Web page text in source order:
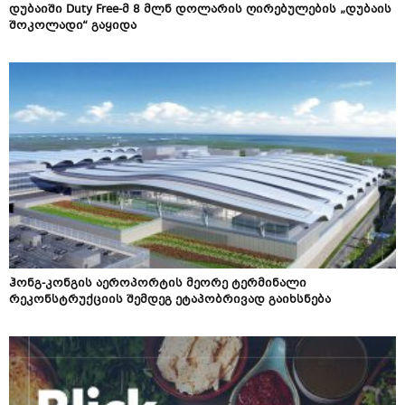
დუბაიში Duty Free-მ 8 მლნ დოლარის ღირებულების „დუბაის
შოკოლადი“ გაყიდა
ჰონგ-კონგის აეროპორტის მეორე ტერმინალი
რეკონსტრუქციის შემდეგ ეტაპობრივად გაიხსნება